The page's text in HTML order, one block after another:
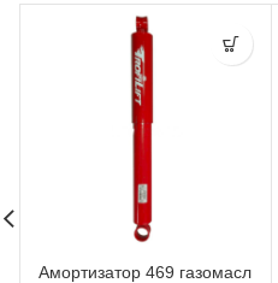
Амортизатор 469 газомасл